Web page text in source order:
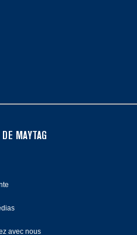
MAYTAG
avec nous